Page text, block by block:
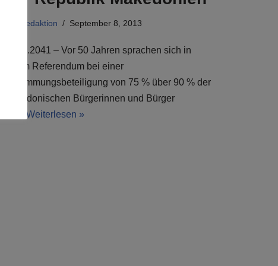
Redaktion September 8, 2013
08.09.2041 – Vor 50 Jahren sprachen sich in
einem Referendum bei einer
Abstimmungsbeteiligung von 75 % über 90 % der
makedonischen Bürgerinnen und Bürger
Weiterlesen »